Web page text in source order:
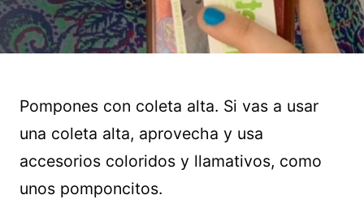
Pompones con coleta alta. Si vas a usar
una coleta alta, aprovecha y usa
accesorios coloridos y llamativos, como
unos pomponcitos.